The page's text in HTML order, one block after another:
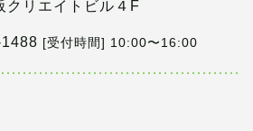
クリエイトビル４F
[受付時間] 10:00〜16:00